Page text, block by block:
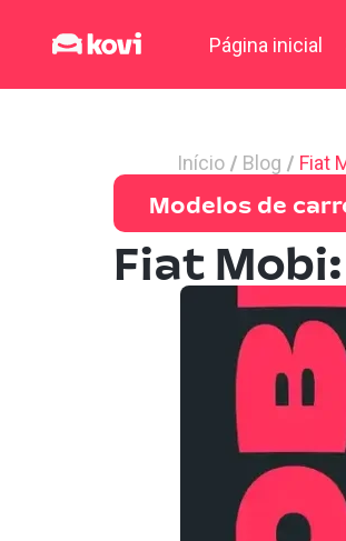
Página inicial
Início Blog Fiat
Modelos de
Fiat